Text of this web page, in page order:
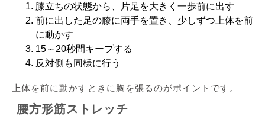
膝立ちの状態から、片足を大きく一歩前に出す
前に出した足の膝に両手を置き、少しずつ上体を前
に動かす
15～20秒間キープする
反対側も同様に行う
上体を前に動かすときに胸を張るのがポイントです。
腰方形筋ストレッチ